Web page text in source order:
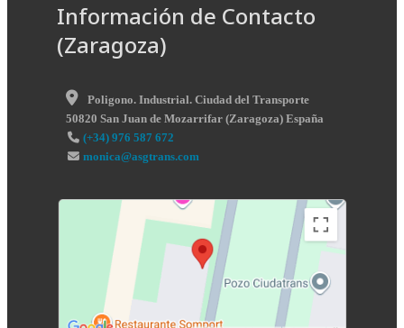
Información de Contacto
(Zaragoza)
Poligono. Industrial. Ciudad del Transporte
50820 San Juan de Mozarrifar (Zaragoza) España
(+34) 976 587 672
monica@asgtrans.com